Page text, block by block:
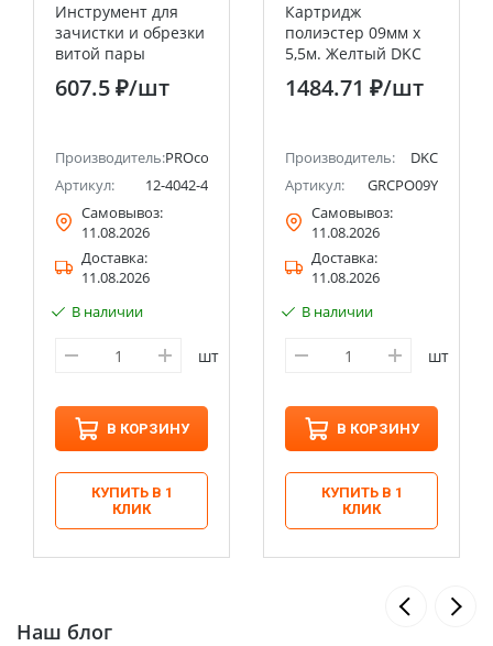
Инструмент для
зачистки и обрезки
витой пары
PROconnect HT-S-
501B
607.5 ₽/шт
Производитель:PROconnect
Артикул:
12-4042-4
Самовывоз:
11.08.2026
Доставка:
11.08.2026
В наличии
шт
В КОРЗИНУ
КУПИТЬ В 1
КЛИК
Картридж
полиэстер 09мм х
5,5м. Желтый DKC
1484.71 ₽/шт
Производитель:
DKC
Артикул:
GRCPO09Y
Самовывоз:
11.08.2026
Доставка:
11.08.2026
В наличии
шт
В КОРЗИНУ
КУПИТЬ В 1
КЛИК
Наш блог